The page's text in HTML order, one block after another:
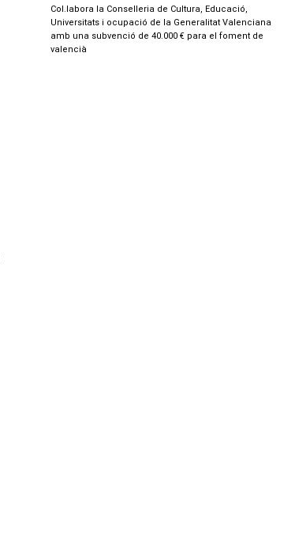
Col.labora la Conselleria de Cultura, Educació,
Universitats i ocupació de la Generalitat Valenciana
amb una subvenció de 40.000 € para el foment de
valencià